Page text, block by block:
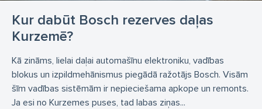
Kur dabūt Bosch rezerves daļas
Kurzemē?
Kā zināms, lielai daļai automašīnu elektroniku, vadības
blokus un izpildmehānismus piegādā ražotājs Bosch. Visām
šīm vadības sistēmām ir nepieciešama apkope un remonts.
Ja esi no Kurzemes puses, tad labas ziņas...